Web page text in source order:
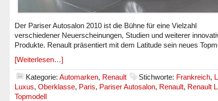
Der Pariser Autosalon 2010 ist die Bühne für eine Vielzahl
verschiedener Neuerscheinungen, Studien und weiterer
Produkte. Renault präsentiert mit dem Latitude sein neues
[Weiterlesen…]
Kategorie: Automarken, Renault Stichworte: Frankreich,
Luxus, Oberklasse, Paris, Pariser Autosalon, Renault, Renault
Topmodell